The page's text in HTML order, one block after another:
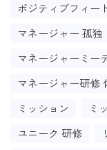
ポジティブフィー
マネージャー 孤独
マネージャーミー
マネージャー研修
ミッション
ミ
ユニーク 研修